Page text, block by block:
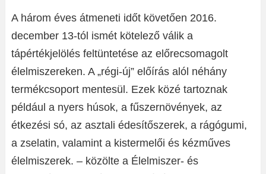
A három éves átmeneti időt követően 2016.
december 13-tól ismét kötelező válik a
tápértékjelölés feltüntetése az előrecsomagolt
élelmiszereken. A „régi-új” előírás alól néhány
termékcsoport mentesül. Ezek közé tartoznak
például a nyers húsok, a fűszernövények, az
étkezési só, az asztali édesítőszerek, a rágógumi,
a zselatin, valamint a kistermelői és kézműves
élelmiszerek. – közölte a Élelmiszer- és